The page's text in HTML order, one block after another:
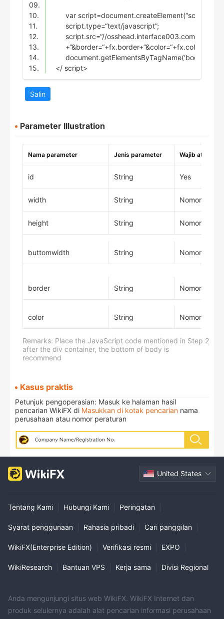
09.
10.
11.
12.
13.
14.
15.
var script=document.createElement(“script”);
script.type=“text/javascript”;
script.src=“//osshead.interface003.com/
</ script>
Salin
Parameter Illustration
Nama parameter Jenis parameter Wajib atau
id String Yes
width String Nomor
height String Nomor
buttomwidth String Nomor
border String Nomor
color String Nomor
Remarks: Place the JavaScript code mentioned in Step 2
after the div container, the bottom of body is
recommend
Kasus praktis
Petunjuk pengoperasian: Masuk ke halaman hasil
pencarian WikiFX di Masukkan di kotak pencarian nama
perusahaan atau nomor peraturan
United States
Tentang Kami Hubungi Kami Peringatan
Syarat penggunaan Rahasia pribadi Cari panggilan
WikiFX(Enterprise Edition) Verifikasi resmi EXPO
WikiResearch Bantuan VPS Kerja sama Divisi Regional
Anda mengunjungi situs web WikiFX. WikiFX Internet dan
produk selulernya adalah alat pencarian informasi perusahaan